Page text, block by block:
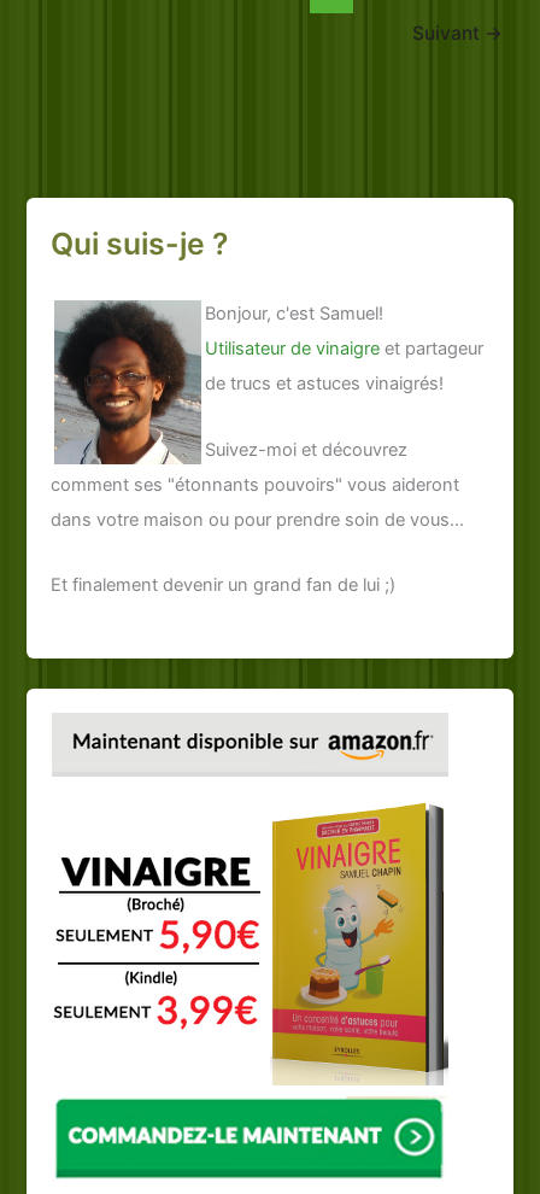
Suivant →
Qui suis-je ?
Bonjour, c'est Samuel!
Utilisateur de vinaigre et partageur
de trucs et astuces vinaigrés!
Suivez-moi et découvrez
comment ses "étonnants pouvoirs" vous aideront
dans votre maison ou pour prendre soin de vous...
Et finalement devenir un grand fan de lui ;)